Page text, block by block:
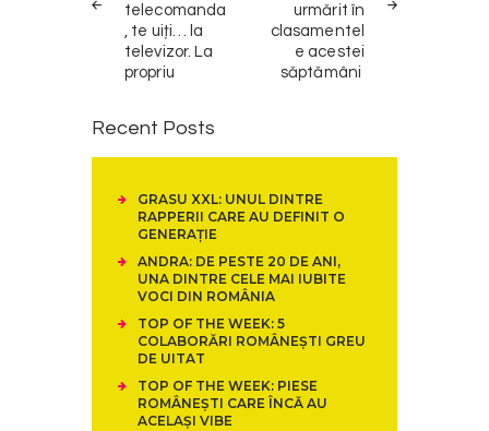
telecomanda
, te uiți… la
televizor. La
propriu
urmărit în
clasamentel
e acestei
săptămâni
Recent Posts
GRASU XXL: UNUL DINTRE
RAPPERII CARE AU DEFINIT O
GENERAȚIE
ANDRA: DE PESTE 20 DE ANI,
UNA DINTRE CELE MAI IUBITE
VOCI DIN ROMÂNIA
TOP OF THE WEEK: 5
COLABORĂRI ROMÂNEȘTI GREU
DE UITAT
TOP OF THE WEEK: PIESE
ROMÂNEȘTI CARE ÎNCĂ AU
ACELAȘI VIBE